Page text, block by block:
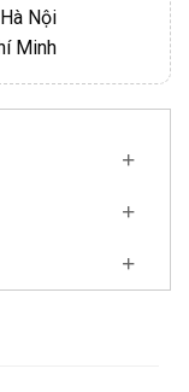
Nội
Minh